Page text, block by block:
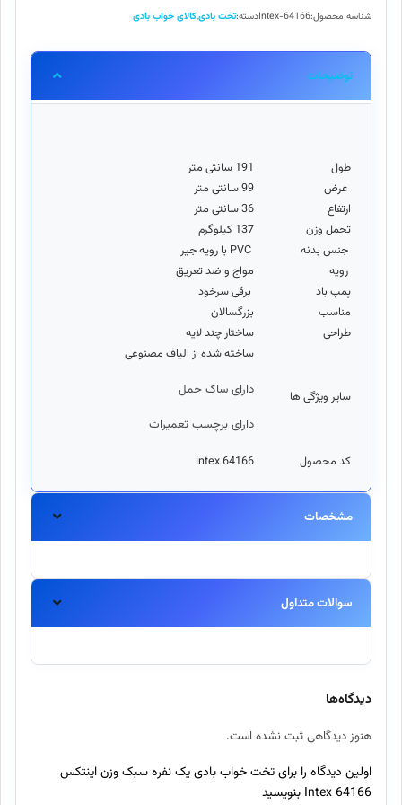
وزن
64166
Intex
شناسه محصول:Intex-64166دسته:تخت بادی,کالای خواب بادی
توضیحات
طول
191 سانتی متر
عرض
99 سانتی متر
ارتفاع
36 سانتی متر
تحمل وزن
137 کیلوگرم
جنس بدنه
رویه
مواج و ضد تعریق
پمپ باد
برقی سرخود
مناسب
بزرگسالان
طراحی
ساختار چند لایه
سایر ویژگی ها
ساخته شده از الیاف مصنوعی
دارای ساک حمل
دارای برچسب تعمیرات
کد محصول intex 64166
مشخصات
سوالات متداول
آیا این محصول اورجینال است؟
بله، تمامی محصولات موجود در اینتکس مستقیماً از برندهای معتبر
ارسال سفارش چند روز طول میکشد؟
دیدگاه‌ها
هنوز دیدگاهی ثبت نشده است.
اولین دیدگاه را برای تخت خواب بادی یک نفره سبک وزن اینتکس
64166 Intex بنویسید